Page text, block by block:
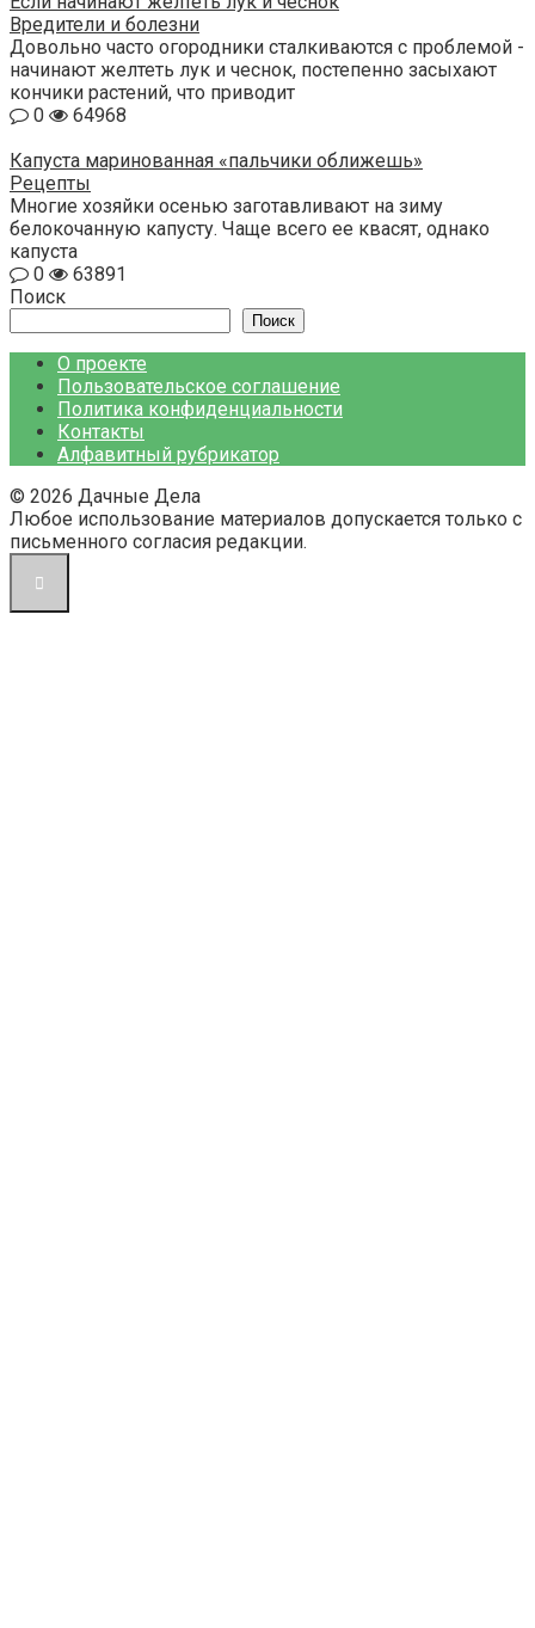
Вредители и болезни
Довольно часто огородники сталкиваются с проблемой -
начинают желтеть лук и чеснок, постепенно засыхают
кончики растений, что приводит
0
64968
Капуста маринованная «пальчики оближешь»
Рецепты
Многие хозяйки осенью заготавливают на зиму
белокочанную капусту. Чаще всего ее квасят, однако
капуста
0
63891
Поиск
Поиск
О проекте
Пользовательское соглашение
Политика конфиденциальности
Контакты
Алфавитный рубрикатор
© 2026 Дачные Дела
Любое использование материалов допускается только с
письменного согласия редакции.